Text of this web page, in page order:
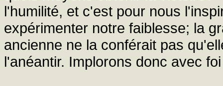
l'humilité, et c'est pour nous
expérimenter notre faiblesse; la
ancienne ne la conférait pas
l'anéantir. Implorons donc avec